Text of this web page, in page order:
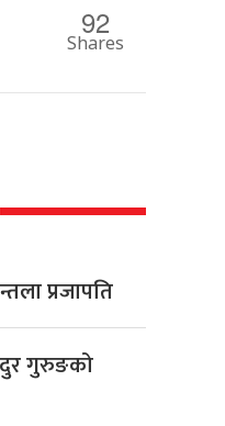
92
Shares
प्रजापति
गुरुङको